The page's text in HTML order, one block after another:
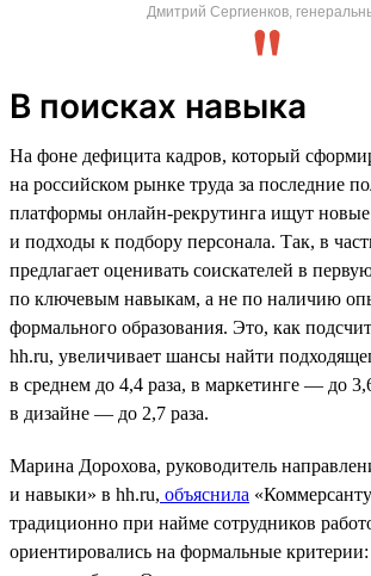
Дмитрий Сергиенков,
В поисках навыка
На фоне дефицита кадров, который
на российском рынке труда за последние
платформы онлайн-рекрутинга ищут
и подходы к подбору персонала. Так, в
предлагает оценивать соискателей в
по ключевым навыкам, а не по наличию
формального образования. Это, как
hh.ru, увеличивает шансы найти
в среднем до 4,4 раза, в маркетинге — до
в дизайне — до 2,7 раза.
Марина Дорохова, руководитель
и навыки» в hh.ru, объяснила
традиционно при найме сотрудников
ориентировались на формальные критерии: